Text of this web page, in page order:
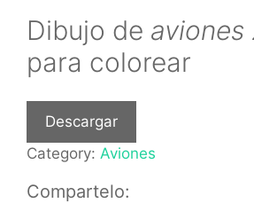
Dibujo de aviones
para colorear
Descargar
Category: Aviones
Compartelo: